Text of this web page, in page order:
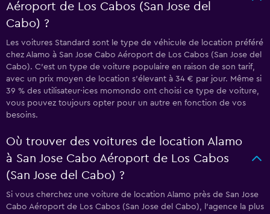
Aéroport de Los Cabos (San Jose del
Cabo) ?
Les voitures Standard sont le type de véhicule de location préféré
chez Alamo à San Jose Cabo Aéroport de Los Cabos (San Jose del
Cabo). C'est un type de voiture populaire en raison de son tarif,
avec un prix moyen de location s'élevant à 34 € par jour. Même si
39 % des utilisateur·ices momondo ont choisi ce type de voiture,
vous pouvez toujours opter pour un autre en fonction de vos
besoins.
Où trouver des voitures de location Alamo
à San Jose Cabo Aéroport de Los Cabos
(San Jose del Cabo) ?
Si vous cherchez une voiture de location Alamo près de San Jose
Cabo Aéroport de Los Cabos (San Jose del Cabo), l’agence la plus